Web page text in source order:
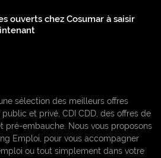
ouverts chez Cosumar à saisir
sélection des meilleurs offres
et privé, CDI CDD, des offres de
pré-embauche. Nous vous proposons
Emploi, pour vous accompagner
ou tout simplement dans votre